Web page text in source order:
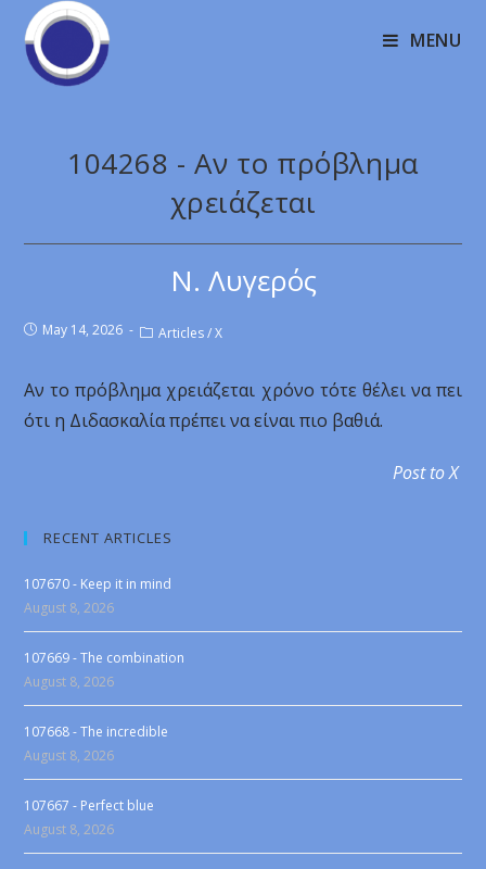
MENU
104268 - Αν το πρόβλημα
χρειάζεται
Ν. Λυγερός
May 14, 2026 Articles / X
Αν το πρόβλημα χρειάζεται χρόνο τότε θέλει να πει
ότι η Διδασκαλία πρέπει να είναι πιο βαθιά.
Post to X
RECENT ARTICLES
107670 - Keep it in mind
August 8, 2026
107669 - The combination
August 8, 2026
107668 - The incredible
August 8, 2026
107667 - Perfect blue
August 8, 2026